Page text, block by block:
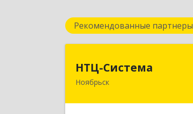
Рекомендованные партнеры
НТЦ-Система
Ноябрьск